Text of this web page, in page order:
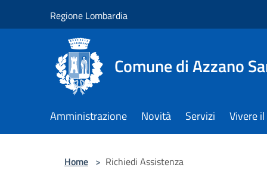
Regione Lombardia
Comune di Azzano
Amministrazione Novità Servizi Vivere
Home > Richiedi Assistenza